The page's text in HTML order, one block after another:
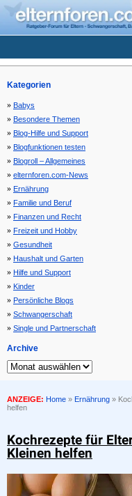
Kategorien
Babys
Besondere Themen
Blog-Hilfe und Support
Blogfunktionen testen
Blogroll – Allgemeines
elternforen.com-News
Ernährung
Familie und Beruf
Finanzen und Recht
Freizeit und Hobby
Gesundheit
Haushalt und Garten
Hilfe und Support
Kinder
Persönliche Blogs
Schwangerschaft
Single und Partnerschaft
Archive
ANZEIGE: Home » Ernährung »
helfen
Kochrezepte für
Kleinen helfen